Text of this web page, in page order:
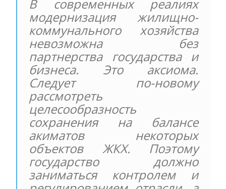
В современных реалиях
модернизация жилищно-
коммунального хозяйства
невозможна без
партнерства государства и
бизнеса. Это аксиома.
Следует по-новому
рассмотреть
целесообразность
сохранения на балансе
акиматов некоторых
объектов ЖКХ. Поэтому
государство должно
заниматься контролем и